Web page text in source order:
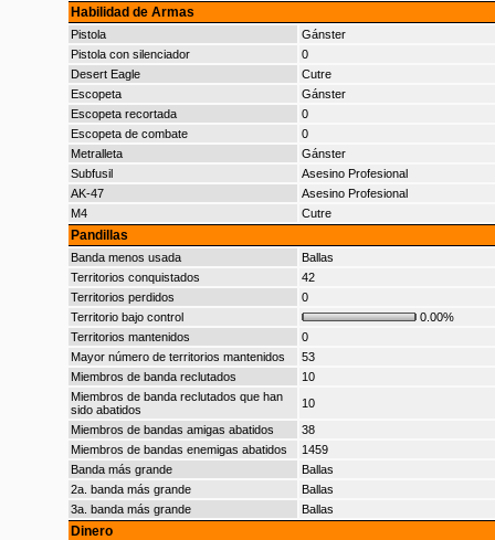
Habilidad de Armas
Pistola
Gánster
Pistola con silenciador
0
Desert Eagle
Cutre
Escopeta
Gánster
Escopeta recortada
0
Escopeta de combate
0
Metralleta
Gánster
Subfusil
Asesino Profesional
AK-47
Asesino Profesional
M4
Cutre
Pandillas
Banda menos usada
Ballas
Territorios conquistados
42
Territorios perdidos
0
Territorio bajo control
0.00%
Territorios mantenidos
0
Mayor número de territorios mantenidos
53
Miembros de banda reclutados
10
Miembros de banda reclutados que han
sido abatidos
10
Miembros de bandas amigas abatidos
38
Miembros de bandas enemigas abatidos
1459
Banda más grande
Ballas
2a. banda más grande
Ballas
3a. banda más grande
Ballas
Dinero